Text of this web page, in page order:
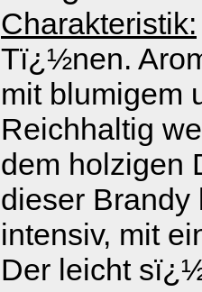
Charakteristik:
Tï¿½nen.
mit blumigem
Reichhaltig
dem holzigen
dieser
intensiv, mit
Der leicht